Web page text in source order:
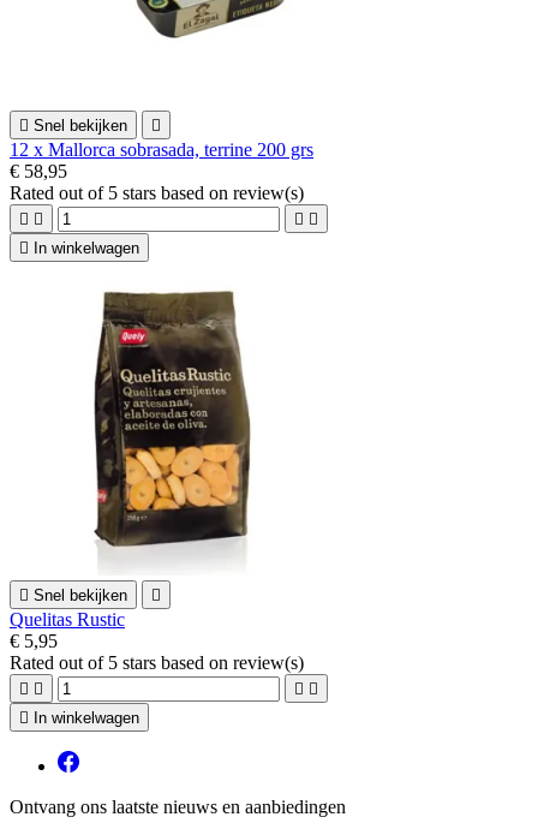
 Snel bekijken 
12 x Mallorca sobrasada, terrine 200 grs
€ 58,95
Rated out of 5 stars based on review(s)
   

In winkelwagen
 Snel bekijken 
Quelitas Rustic
€ 5,95
Rated out of 5 stars based on review(s)
   

In winkelwagen
Ontvang ons laatste nieuws en aanbiedingen